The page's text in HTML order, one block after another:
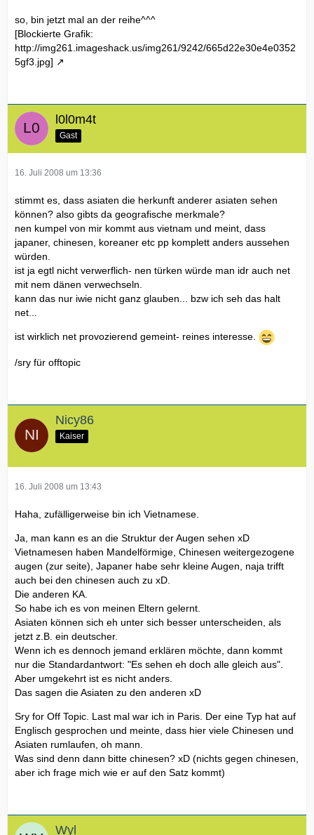
so, bin jetzt mal an der reihe^^^
[Blockierte Grafik:
http://img261.imageshack.us/img261/9242/665d22e30e4e0352
5gf3.jpg]
l0l0m4t
Gast
16. Juli 2008 um 13:36
stimmt es, dass asiaten die herkunft anderer asiaten sehen
können? also gibts da geografische merkmale?
nen kumpel von mir kommt aus vietnam und meint, dass
japaner, chinesen, koreaner etc pp komplett anders aussehen
würden.
ist ja egtl nicht verwerflich- nen türken würde man idr auch net
mit nem dänen verwechseln.
kann das nur iwie nicht ganz glauben... bzw ich seh das halt
net...
ist wirklich net provozierend gemeint- reines interesse.
/sry für offtopic
Nicy86
Kaiser
16. Juli 2008 um 13:43
Haha, zufälligerweise bin ich Vietnamese.
Ja, man kann es an die Struktur der Augen sehen xD
Vietnamesen haben Mandelförmige, Chinesen weitergezogene
augen (zur seite), Japaner habe sehr kleine Augen, naja trifft
auch bei den chinesen auch zu xD.
Die anderen KA.
So habe ich es von meinen Eltern gelernt.
Asiaten können sich eh unter sich besser unterscheiden, als
jetzt z.B. ein deutscher.
Wenn ich es dennoch jemand erklären möchte, dann kommt
nur die Standardantwort: "Es sehen eh doch alle gleich aus".
Aber umgekehrt ist es nicht anders.
Das sagen die Asiaten zu den anderen xD
Sry for Off Topic. Last mal war ich in Paris. Der eine Typ hat auf
Englisch gesprochen und meinte, dass hier viele Chinesen und
Asiaten rumlaufen, oh mann.
Was sind denn dann bitte chinesen? xD (nichts gegen chinesen,
aber ich frage mich wie er auf den Satz kommt)
Wyl